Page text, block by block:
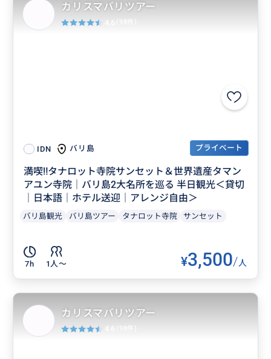
IDN バリ島 プライベート
満喫‼️タナロット寺院サンセット＆世界遺産タマン
アユン寺院｜バリ島2大名所を巡る 半日観光＜貸切
｜日本語｜ホテル送迎｜アレンジ自由＞
バリ島観光 バリ島ツアー タナロット寺院 サンセット
7h 1人〜 ¥3,500/人
カリスマバリツアー
4.6
カリスマバリツアー
4.6 (98件)